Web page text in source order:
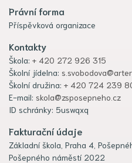
Právní forma
Příspěvková organizace
Kontakty
Škola: + 420 272 926 315
Školní jídelna:
Školní družina: + 420 724 239
E-mail: skola@zsposepneho.cz
ID schránky: 5uswqxq
Fakturační údaje
Základní škola, Praha 4,
Pošepného náměstí 2022